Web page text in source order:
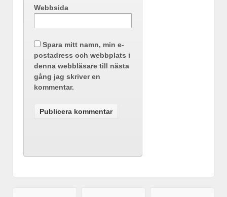
Webbsida
Spara mitt namn, min e-
postadress och webbplats i
denna webbläsare till nästa
gång jag skriver en
kommentar.